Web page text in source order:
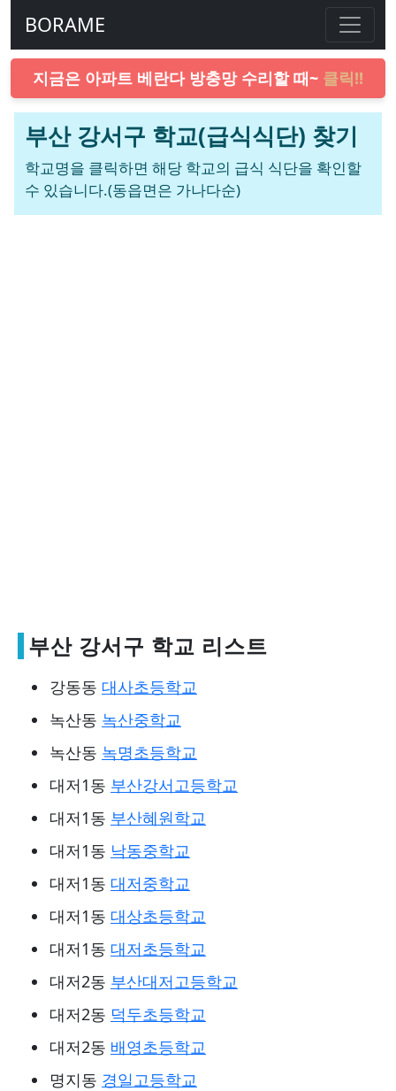
BORAME
지금은 아파트 베란다 방충망 수리할 때~ 클릭!!
부산 강서구 학교(급식식단) 찾기
학교명을 클릭하면 해당 학교의 급식 식단을 확인할
수 있습니다.(동읍면은 가나다순)
부산 강서구 학교 리스트
강동동 대사초등학교
녹산동 녹산중학교
녹산동 녹명초등학교
대저1동 부산강서고등학교
대저1동 부산혜원학교
대저1동 낙동중학교
대저1동 대저중학교
대저1동 대상초등학교
대저1동 대저초등학교
대저2동 부산대저고등학교
대저2동 덕두초등학교
대저2동 배영초등학교
명지동 경일고등학교